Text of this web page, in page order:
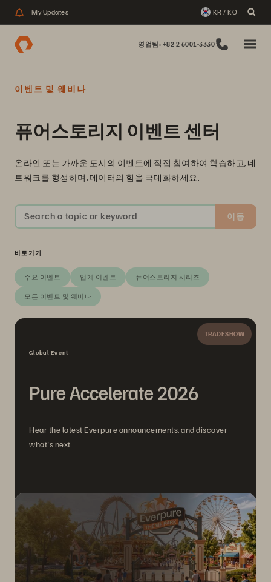
My Updates KR / KO
영업팀: +82 2 6001-3330
이벤트 및 웨비나
퓨어스토리지 이벤트 센터
온라인 또는 가까운 도시의 이벤트에 직접 참여하여 학습하고, 네
트워크를 형성하며, 데이터의 힘을 극대화하세요.
Search a topic or keyword 이동
바로가기
주요 이벤트 업계 이벤트 퓨어스토리지 시리즈
모든 이벤트 및 웨비나
TRADESHOW
Global Event
Pure Accelerate 2026
Hear the latest Everpure announcements, and discover
what's next.